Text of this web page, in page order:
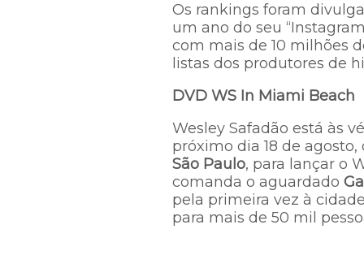
Os rankings foram
um ano do seu
com mais de 10 milhões
listas dos produtores de
DVD WS In Miami Beach
Wesley Safadão está às
próximo dia 18 de
São Paulo, para lançar o
comanda o aguardado
pela primeira vez à
para mais de 50 mil